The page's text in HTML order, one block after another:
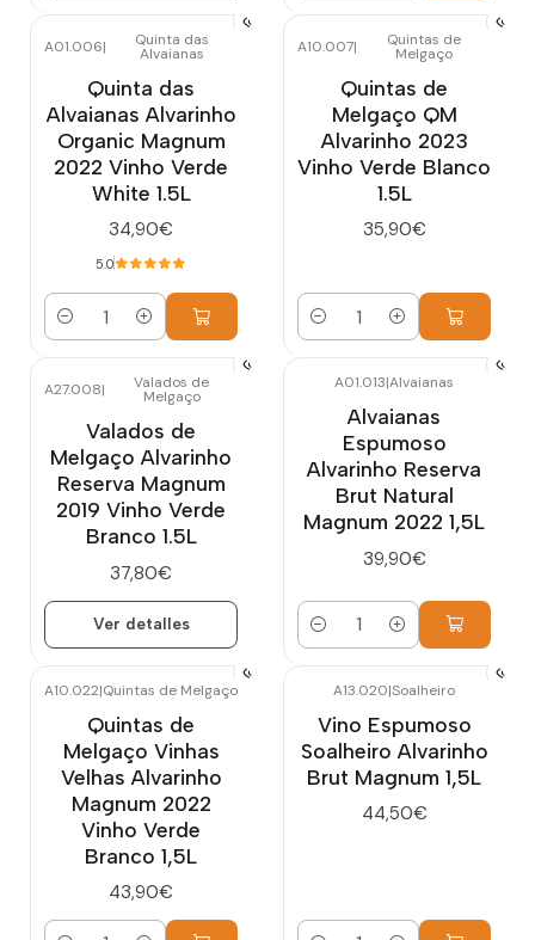
A01.006| Quinta das
Alvaianas
Quinta das
Alvaianas Alvarinho
Organic Magnum
2022 Vinho Verde
White 1.5L
34,90€
5.0
Cantidad
A10.007| Quintas de
Melgaço
Quintas de
Melgaço QM
Alvarinho 2023
Vinho Verde Blanco
1.5L
35,90€
Cantidad
Agotado
A27.008| Valados de
Melgaço
Valados de
Melgaço Alvarinho
Reserva Magnum
2019 Vinho Verde
Branco 1.5L
37,80€
Ver detalles
A01.013|Alvaianas
Alvaianas
Espumoso
Alvarinho Reserva
Brut Natural
Magnum 2022 1,5L
39,90€
Cantidad
A10.022|Quintas de Melgaço
Quintas de
Melgaço Vinhas
Velhas Alvarinho
Magnum 2022
Vinho Verde
Branco 1,5L
43,90€
A13.020|Soalheiro
Vino Espumoso
Soalheiro Alvarinho
Brut Magnum 1,5L
44,50€